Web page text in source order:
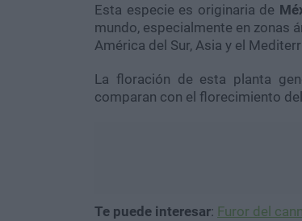
Esta especie es originaria de
mundo, especialmente en zonas
América del Sur, Asia y el
La floración de esta planta
comparan con el florecimiento
Te puede interesar: Furor del